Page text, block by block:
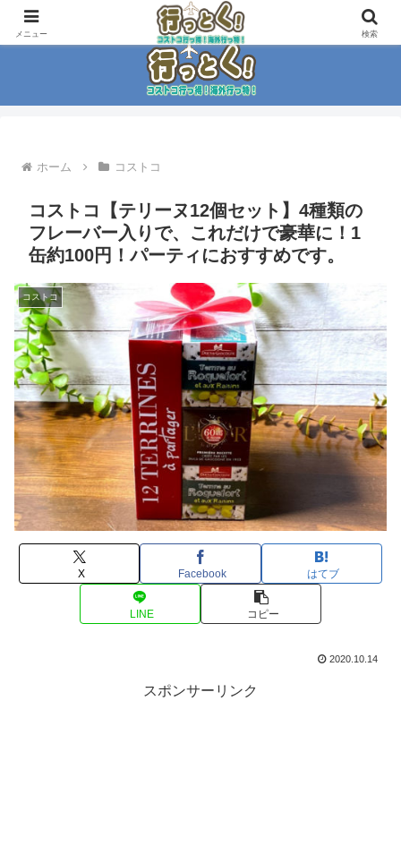
コストコ大好き家族がイチ押商品紹介！！
ホーム コストコ
コストコ【テリーヌ12個セット】4種類の
フレーバー入りで、これだけで豪華に！1
缶約100円！パーティにおすすめです。
コストコ
X Facebook はてブ
LINE コピー
2020.10.14
スポンサーリンク
メニュー 検索